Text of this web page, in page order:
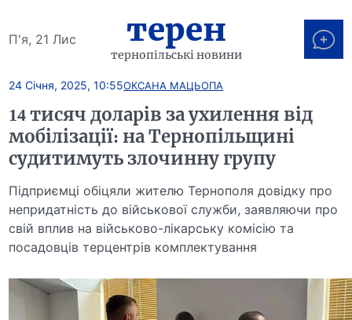
П'я, 21 Лис терен
тернопільські новини
24 Січня, 2025, 10:55ОКСАНА МАЦЬОПА
14 тисяч доларів за ухилення від
мобілізації: на Тернопільщині
судитимуть злочинну групу
Підприємці обіцяли жителю Тернополя довідку про
непридатність до військової служби, заявляючи про
свій вплив на військово-лікарську комісію та
посадовців терцентрів комплектування